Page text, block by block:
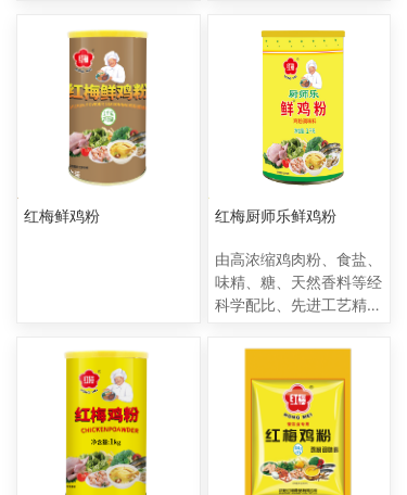
品，肉香浓郁，粉状易溶
解，内含小勺方便取用，
是高端酒店餐饮客户的首
选产品。
红梅鲜鸡粉 红梅厨师乐鲜鸡粉
由高浓缩鸡肉粉、食盐、
味精、糖、天然香料等经
科学配比、先进工艺精制
有鸡的香味，它适合于
式的菜肴制作。